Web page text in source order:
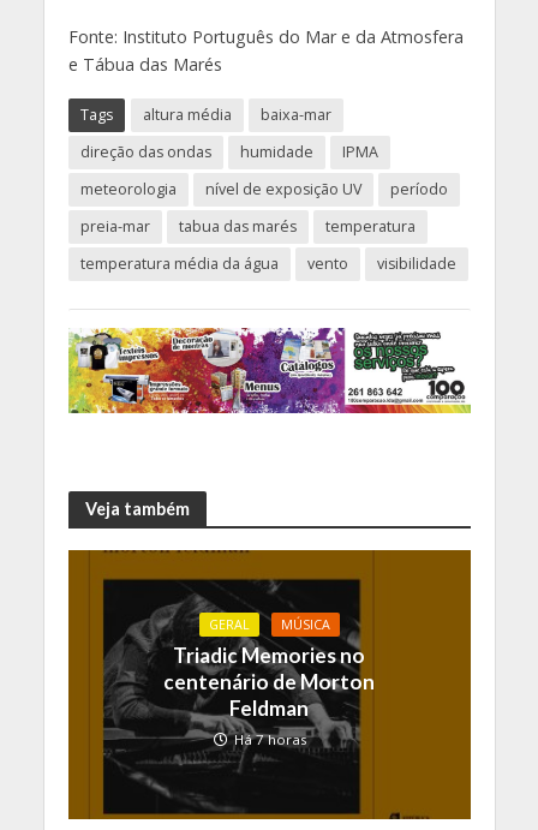
Fonte: Instituto Português do Mar e da Atmosfera
e Tábua das Marés
Tags altura média
baixa-mar
direção das ondas
humidade
IPMA
meteorologia
nível de exposição UV
período
preia-mar
tabua das marés
temperatura
temperatura média da água
vento visibilidade
Veja também
GERAL MÚSICA
Triadic Memories no
centenário de Morton
Feldman
Há 7 horas